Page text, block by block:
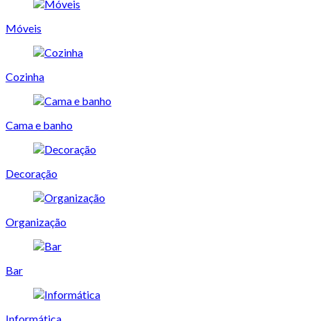
Móveis
Cozinha
Cama e banho
Decoração
Organização
Bar